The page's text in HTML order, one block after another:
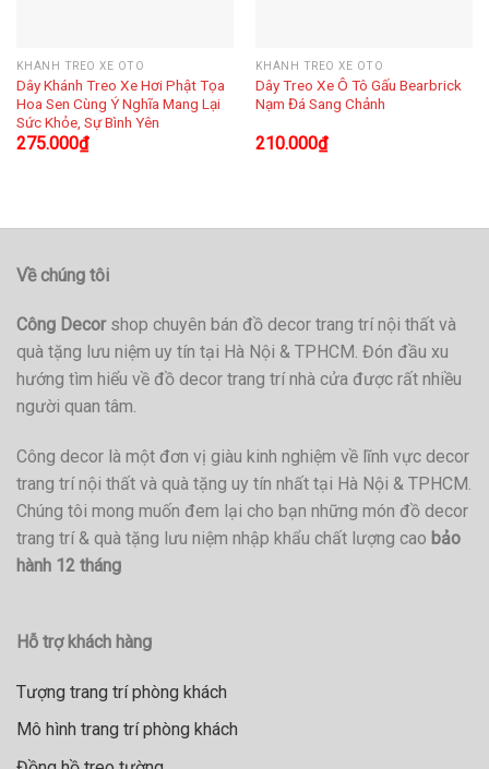
KHÁNH TREO XE OTO
Dây Khánh Treo Xe Hơi Phật Tọa
Hoa Sen Cùng Ý Nghĩa Mang Lại
Sức Khỏe, Sự Bình Yên
275.000₫
KHÁNH TREO XE OTO
Dây Treo Xe Ô Tô Gấu Bearbrick
Nạm Đá Sang Chảnh
210.000₫
Về chúng tôi
Công Decorshop chuyên bán đồ decor trang trí nội thất và
quà tặng lưu niệm uy tín tại Hà Nội & TPHCM. Đón đầu xu
hướng tìm hiểu về đồ decor trang trí nhà cửa được rất nhiều
người quan tâm.
Công decor là một đơn vị giàu kinh nghiệm về lĩnh vực decor
trang trí nội thất và quà tặng uy tín nhất tại Hà Nội & TPHCM.
Chúng tôi mong muốn đem lại cho bạn những món đồ decor
trang trí & quà tặng lưu niệm nhập khẩu chất lượng cao bảo
hành 12 tháng
Hỗ trợ khách hàng
Tượng trang trí phòng khách
Mô hình trang trí phòng khách